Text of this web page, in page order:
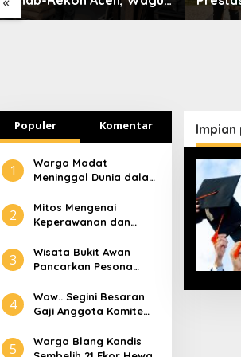
Laporkan ke Mendagri
Populer Komentar
1
Warga Madat
Meninggal Dunia dalam
2
Mitos Mengenai
Keperawanan dan
3
Wisata Bukit Awan
Pancarkan Pesona
Tamiang
4
Wow.. Segini Besaran
Gaji Anggota Komite
5
Warga Blang Kandis
Impian